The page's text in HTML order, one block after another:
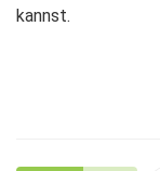
kannst.